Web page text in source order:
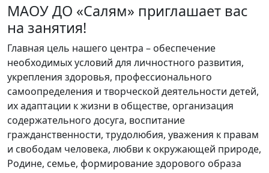
МАОУ ДО «Салям» приглашает вас
на занятия!
Главная цель нашего центра – обеспечение
необходимых условий для личностного развития,
укрепления здоровья, профессионального
самоопределения и творческой деятельности детей,
их адаптации к жизни в обществе, организация
содержательного досуга, воспитание
гражданственности, трудолюбия, уважения к правам
и свободам человека, любви к окружающей природе,
Родине, семье, формирование здорового образа